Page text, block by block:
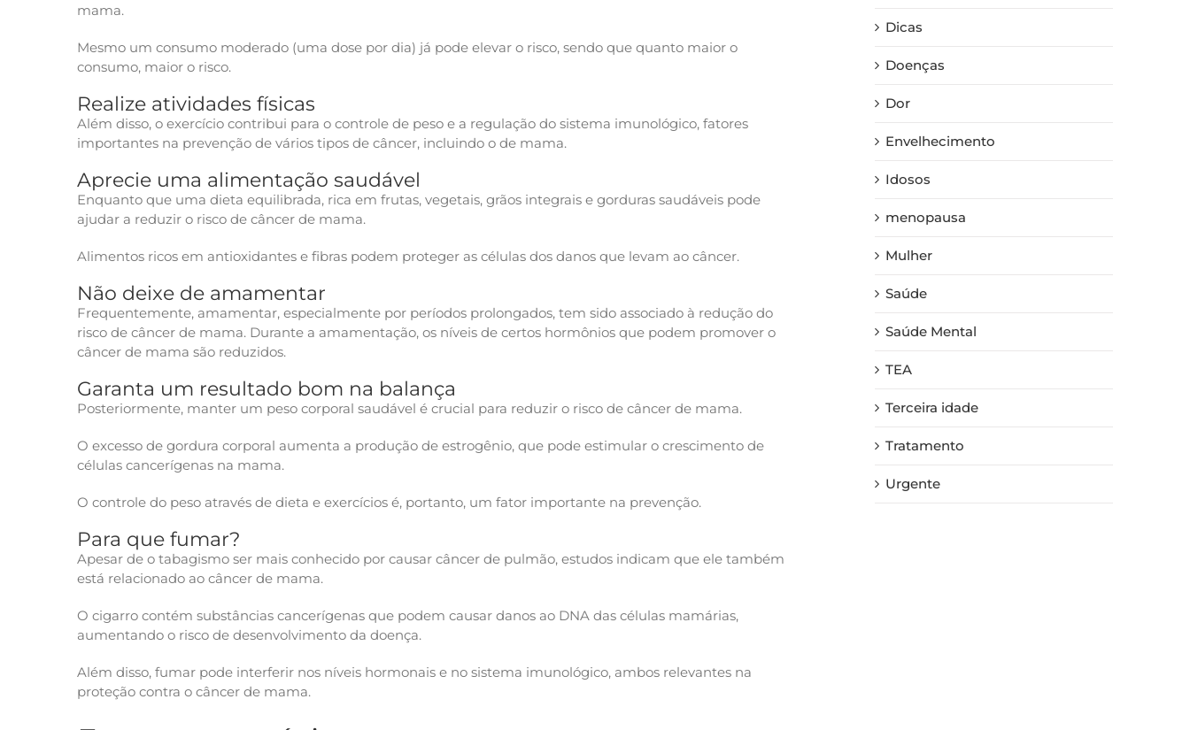
mama.
Mesmo um consumo moderado (uma dose por dia) já pode elevar o risco, sendo que quanto maior o
consumo, maior o risco.
Realize atividades físicas
Além disso, o exercício contribui para o controle de peso e a regulação do sistema imunológico, fatores
importantes na prevenção de vários tipos de câncer, incluindo o de mama.
Aprecie uma alimentação saudável
Enquanto que uma dieta equilibrada, rica em frutas, vegetais, grãos integrais e gorduras saudáveis pode
ajudar a reduzir o risco de câncer de mama.
Alimentos ricos em antioxidantes e fibras podem proteger as células dos danos que levam ao câncer.
Não deixe de amamentar
Frequentemente, amamentar, especialmente por períodos prolongados, tem sido associado à redução do
risco de câncer de mama. Durante a amamentação, os níveis de certos hormônios que podem promover o
câncer de mama são reduzidos.
Garanta um resultado bom na balança
Posteriormente, manter um peso corporal saudável é crucial para reduzir o risco de câncer de mama.
O excesso de gordura corporal aumenta a produção de estrogênio, que pode estimular o crescimento de
células cancerígenas na mama.
O controle do peso através de dieta e exercícios é, portanto, um fator importante na prevenção.
Para que fumar?
Apesar de o tabagismo ser mais conhecido por causar câncer de pulmão, estudos indicam que ele também
está relacionado ao câncer de mama.
O cigarro contém substâncias cancerígenas que podem causar danos ao DNA das células mamárias,
aumentando o risco de desenvolvimento da doença.
Além disso, fumar pode interferir nos níveis hormonais e no sistema imunológico, ambos relevantes na
proteção contra o câncer de mama.
Dicas
Doenças
Dor
Envelhecimento
Idosos
menopausa
Mulher
Saúde
Saúde Mental
TEA
Terceira idade
Tratamento
Urgente